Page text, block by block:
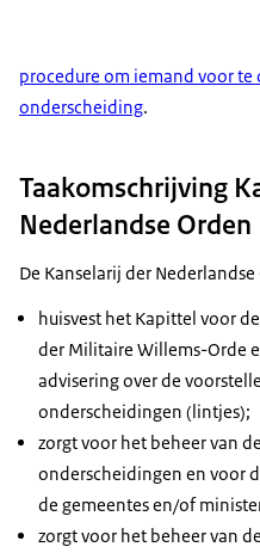
procedure om iemand voor
onderscheiding.
Taakomschrijving
Nederlandse Orden
De Kanselarij der Nederlandse
huisvest het Kapittel voor
der Militaire Willems-Orde
advisering over de
onderscheidingen (lintjes);
zorgt voor het beheer van
onderscheidingen en voor
de gemeentes en/of
zorgt voor het beheer van